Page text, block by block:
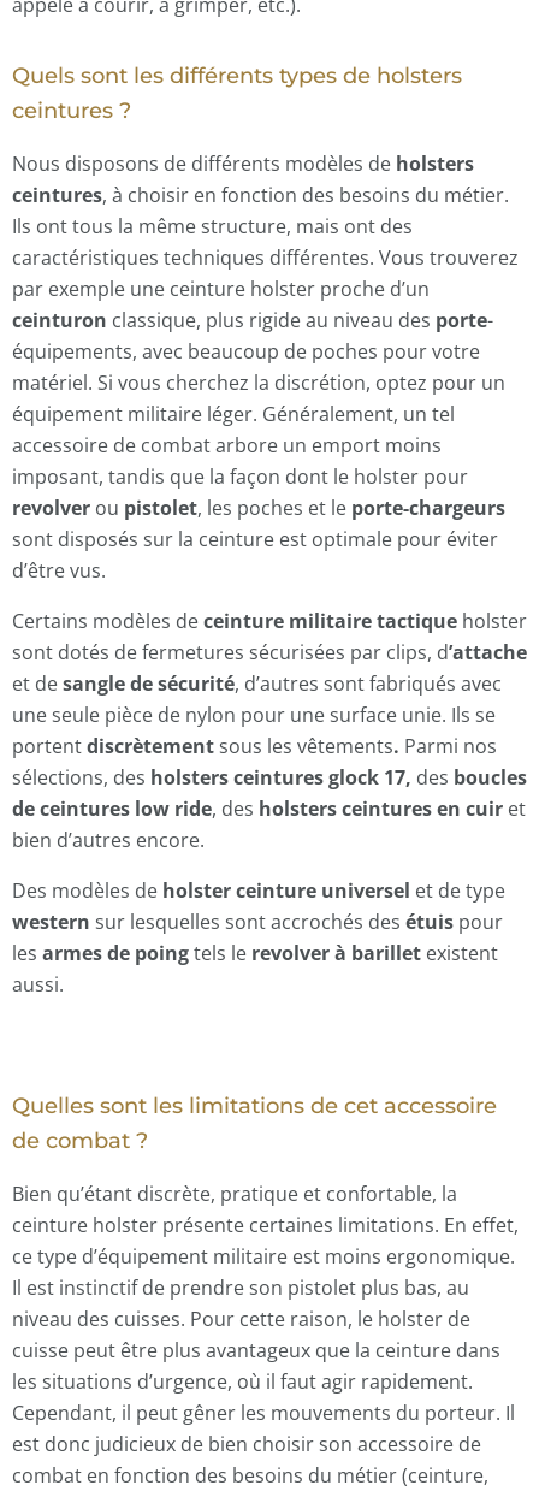
Quels sont les différents types de holsters
ceintures ?
Nous disposons de différents modèles de holsters
ceintures, à choisir en fonction des besoins du métier.
Ils ont tous la même structure, mais ont des
caractéristiques techniques différentes. Vous trouverez
par exemple une ceinture holster proche d’un
ceinturon classique, plus rigide au niveau des porte-
équipements, avec beaucoup de poches pour votre
matériel. Si vous cherchez la discrétion, optez pour un
équipement militaire léger. Généralement, un tel
accessoire de combat arbore un emport moins
imposant, tandis que la façon dont le holster pour
revolver ou pistolet, les poches et le porte-chargeurs
sont disposés sur la ceinture est optimale pour éviter
d’être vus.
Certains modèles deceinture militaire tactique holster
sont dotés de fermetures sécurisées par clips, d’attache
et desangle de sécurité, d’autres sont fabriqués avec
une seule pièce de nylon pour une surface unie. Ils se
portentdiscrètement sous les vêtements. Parmi nos
sélections, des holsters ceintures glock 17, des boucles
de ceintures low ride, des holsters ceintures en cuir et
bien d’autres encore.
Des modèles de holster ceinture universel et de type
western sur lesquelles sont accrochés des étuis pour
les armes de poingtels le revolver à barillet existent
aussi.
Quelles sont les limitations de cet accessoire
de combat ?
Bien qu’étant discrète, pratique et confortable, la
ceinture holster présente certaines limitations. En effet,
ce type d’équipement militaire est moins ergonomique.
Il est instinctif de prendre son pistolet plus bas, au
niveau des cuisses. Pour cette raison, le holster de
cuisse peut être plus avantageux que la ceinture dans
les situations d’urgence, où il faut agir rapidement.
Cependant, il peut gêner les mouvements du porteur. Il
est donc judicieux de bien choisir son accessoire de
combat en fonction des besoins du métier (ceinture,